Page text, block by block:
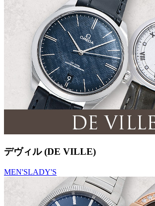
デヴィル (DE VILLE)
MEN'SLADY'S